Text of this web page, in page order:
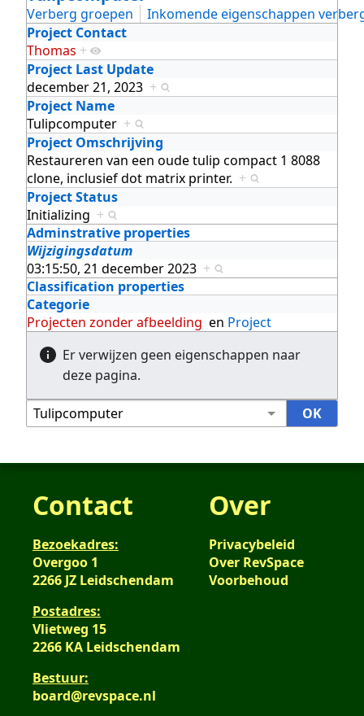
Verberg groepen
Inkomende eigenschappen
Project Contact
Thomas +
Project Last Update
december 21, 2023 +
Project Name
Tulipcomputer +
Project Omschrijving
Restaureren van een oude tulip compact 1 8088
clone, inclusief dot matrix printer. +
Project Status
Initializing +
Adminstrative properties
Wijzigingsdatum
03:15:50, 21 december 2023 +
Classification properties
Categorie
Projecten zonder afbeelding en Project
Er verwijzen geen eigenschappen naar
deze pagina.
Contact
Bezoekadres:
Overgoo 1
2266 JZ Leidschendam
Postadres:
Vlietweg 15
2266 KA Leidschendam
Bestuur:
board@revspace.nl
Over
Privacybeleid
Over RevSpace
Voorbehoud